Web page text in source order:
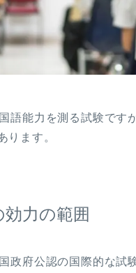
語能力を測る試験です
ります。
力の範囲
政府公認の国際的な試